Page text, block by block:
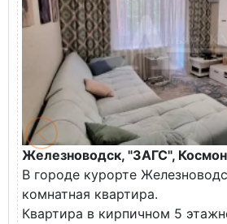
Железноводск, "ЗАГС",
В городе курорте
комнатная квартира.
Квартира в кирпичном 5